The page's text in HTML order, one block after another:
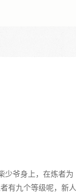
少爷身上，在炼者为
有九个等级呢，新人